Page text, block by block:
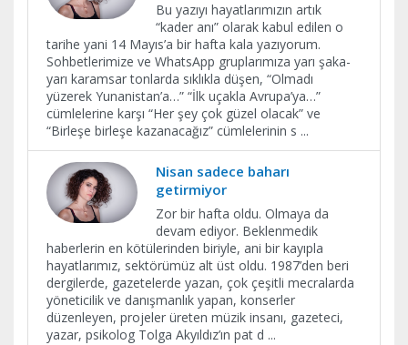
Bu yazıyı hayatlarımızın artık
“kader anı” olarak kabul edilen o
tarihe yani 14 Mayıs’a bir hafta kala yazıyorum.
Sohbetlerimize ve WhatsApp gruplarımıza yarı şaka-
yarı karamsar tonlarda sıklıkla düşen, “Olmadı
yüzerek Yunanistan’a…” “İlk uçakla Avrupa’ya…”
cümlelerine karşı “Her şey çok güzel olacak” ve
“Birleşe birleşe kazanacağız” cümlelerinin s ...
Nisan sadece baharı
getirmiyor
Zor bir hafta oldu. Olmaya da
devam ediyor. Beklenmedik
haberlerin en kötülerinden biriyle, ani bir kayıpla
hayatlarımız, sektörümüz alt üst oldu. 1987’den beri
dergilerde, gazetelerde yazan, çok çeşitli mecralarda
yöneticilik ve danışmanlık yapan, konserler
düzenleyen, projeler üreten müzik insanı, gazeteci,
yazar, psikolog Tolga Akyıldız’ın pat d ...